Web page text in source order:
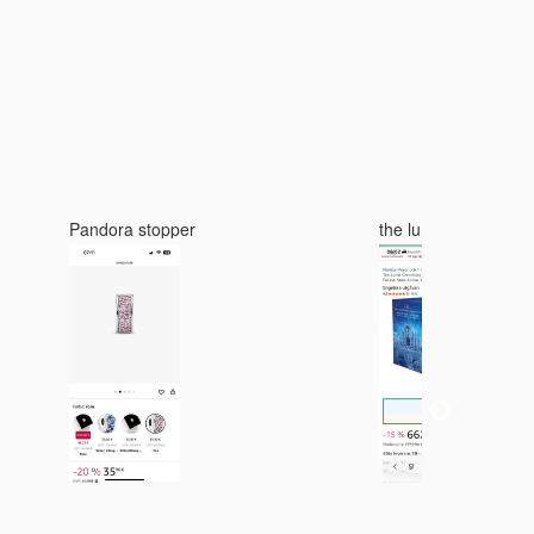
Pandora stopper the lunar cronicles